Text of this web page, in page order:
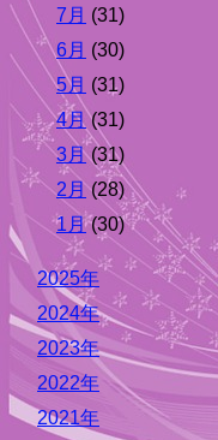
7月 (31)
6月 (30)
5月 (31)
4月(31)
3月(31)
2月(28)
1月(30)
2025年
2024年
2023年
2022年
2021年